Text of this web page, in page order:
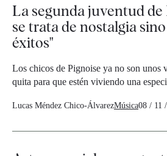
La segunda juventud de
se trata de nostalgia
éxitos"
Los chicos de Pignoise ya no son unos
quita para que estén viviendo una
Lucas Méndez Chico-ÁlvarezMúsica08 / 11